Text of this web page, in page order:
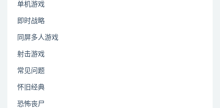
单机游戏
即时战略
同屏多人游戏
射击游戏
常见问题
怀旧经典
恐怖丧尸